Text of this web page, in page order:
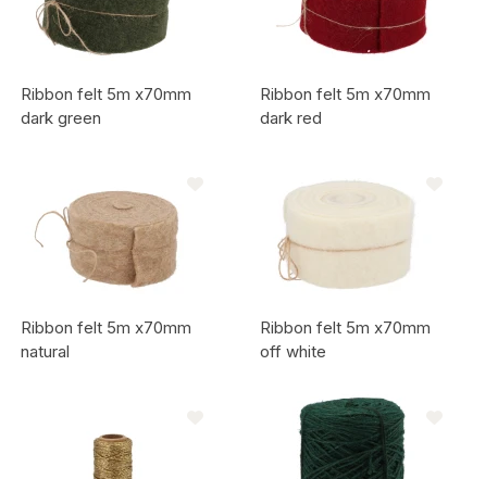
Ribbon felt 5m x70mm
dark green
Ribbon felt 5m x70mm
dark red
Ribbon felt 5m x70mm
natural
Ribbon felt 5m x70mm
off white
Code de l'article: